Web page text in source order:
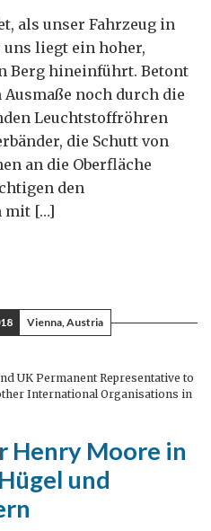
als unser Fahrzeug in
liegt ein hoher,
Berg hineinführt. Betont
noch durch die
Leuchtstoffröhren
die Schutt von
an die Oberfläche
den
mit […]
Vienna, Austria
UK Permanent Representative to
International Organisations in
Henry Moore in
und